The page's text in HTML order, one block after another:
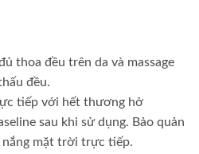
thoa đều trên da và massage
đều.
tiếp với hết thương hở
sau khi sử dụng. Bảo quản
mặt trời trực tiếp.